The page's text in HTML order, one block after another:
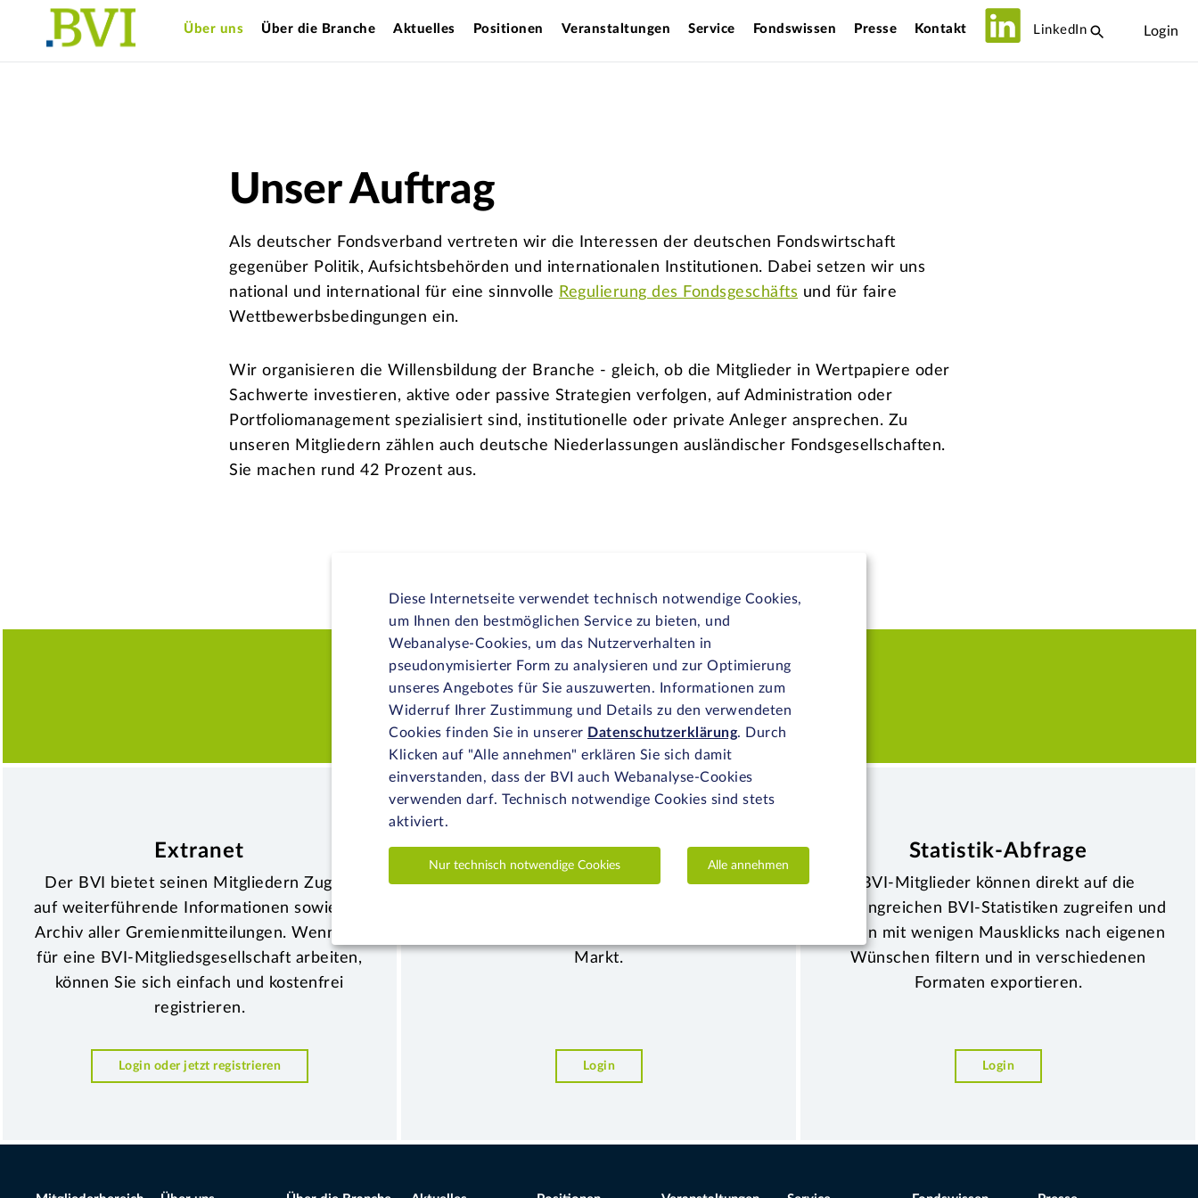
Login
Über uns Über die Branche Aktuelles Positionen Veranstaltungen Service Fondswissen Presse Kontakt LinkedIn
Unser Auftrag
Als deutscher Fondsverband vertreten wir die Interessen der deutschen Fondswirtschaft
gegenüber Politik, Aufsichtsbehörden und internationalen Institutionen. Dabei setzen wir uns
national und international für eine sinnvolle Regulierung des Fondsgeschäfts ​​​​​​​ und für faire
Wettbewerbsbedingungen ein.
Wir organisieren die Willensbildung der Branche - gleich, ob die Mitglieder in Wertpapiere oder
Sachwerte investieren, aktive oder passive Strategien verfolgen, auf Administration oder
Portfoliomanagement spezialisiert sind, institutionelle oder private Anleger ansprechen. Zu
unseren Mitgliedern zählen auch deutsche Niederlassungen ausländischer Fondsgesellschaften.
Sie machen rund 42 Prozent aus.
MITGLIEDERBEREICH
Extranet
Der BVI bietet seinen Mitgliedern Zugriff
auf weiterführende Informationen sowie ein
Archiv aller Gremienmitteilungen. Wenn Sie
für eine BVI-Mitgliedsgesellschaft arbeiten,
können Sie sich einfach und kostenfrei
registrieren.
Login oder jetzt registrieren
BVI direkt
Der BVI informiert seine Mitglieder über
Markt.
Login
Statistik-Abfrage
BVI-Mitglieder können direkt auf die
umfangreichen BVI-Statistiken zugreifen und
Daten mit wenigen Mausklicks nach eigenen
Wünschen filtern und in verschiedenen
Formaten exportieren.
Login
Diese Internetseite verwendet technisch notwendige Cookies,
um Ihnen den bestmöglichen Service zu bieten, und
Webanalyse-Cookies, um das Nutzerverhalten in
pseudonymisierter Form zu analysieren und zur Optimierung
unseres Angebotes für Sie auszuwerten. Informationen zum
Widerruf Ihrer Zustimmung und Details zu den verwendeten
Cookies finden Sie in unserer Datenschutzerklärung. Durch
Klicken auf "Alle annehmen" erklären Sie sich damit
einverstanden, dass der BVI auch Webanalyse-Cookies
verwenden darf. Technisch notwendige Cookies sind stets
aktiviert.
Nur technisch notwendige Cookies Alle annehmen